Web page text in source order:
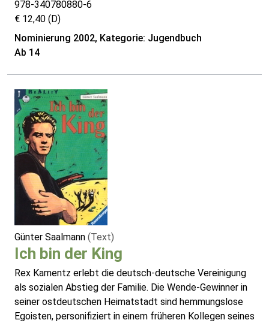
978-340780880-6
€ 12,40 (D)
Nominierung 2002, Kategorie: Jugendbuch
Ab 14
Günter Saalmann (Text)
Ich bin der King
Rex Kamentz erlebt die deutsch-deutsche Vereinigung
als sozialen Abstieg der Familie. Die Wende-Gewinner in
seiner ostdeutschen Heimatstadt sind hemmungslose
Egoisten, personifiziert in einem früheren Kollegen seines